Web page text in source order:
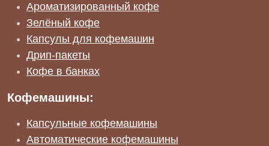
Ароматизированный кофе
Зелёный кофе
Капсулы для кофемашин
Дрип-пакеты
Кофе в банках
Кофемашины:
Капсульные кофемашины
Автоматические кофемашины